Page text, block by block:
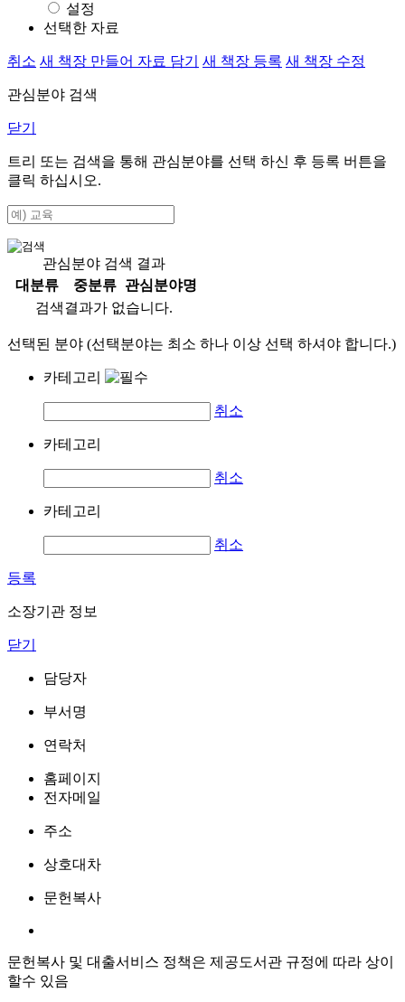
설정
선택한 자료
취소 새 책장 만들어 자료 담기 새 책장 등록 새 책장 수정
관심분야 검색
닫기
트리 또는 검색을 통해 관심분야를 선택 하신 후 등록 버튼을
클릭 하십시오.
관심분야 검색 결과
대분류
중분류
관심분야명
검색결과가 없습니다.
선택된 분야 (선택분야는 최소 하나 이상 선택 하셔야 합니다.)
카테고리
취소
카테고리
취소
카테고리
취소
등록
소장기관 정보
닫기
담당자
부서명
연락처
홈페이지
전자메일
주소
상호대차
문헌복사
문헌복사 및 대출서비스 정책은 제공도서관 규정에 따라 상이
할수 있음